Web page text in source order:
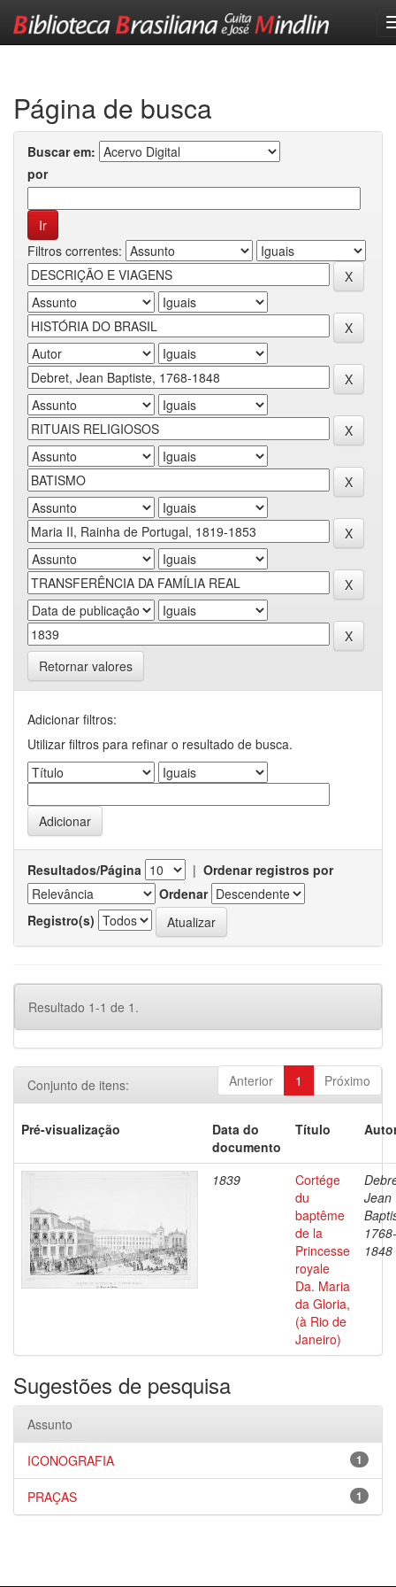
Página de busca
Buscar em:
por
Filtros correntes:
Retornar valores
Adicionar filtros:
Utilizar filtros para refinar o resultado de busca.
Resultados/Página | Ordenar registros por
Ordenar
Registro(s)
Resultado 1-1 de 1.
Anterior 1 Próximo
Conjunto de itens:
Pré-visualização
Data do
documento
Título
1839
Cortége
du
baptême
de la
Princesse
royale
Da. Maria
da Gloria,
(à Rio de
Janeiro)
Jean
1768-
1848
Sugestões de pesquisa
Assunto
1
ICONOGRAFIA
1
PRAÇAS